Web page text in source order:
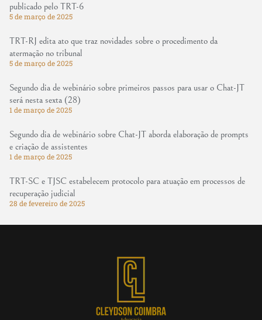
publicado pelo TRT-6
5 de março de 2025
TRT-RJ edita ato que traz novidades sobre o procedimento da
atermação no tribunal
5 de março de 2025
Segundo dia de webinário sobre primeiros passos para usar o Chat-JT
será nesta sexta (28)
1 de março de 2025
Segundo dia de webinário sobre Chat-JT aborda elaboração de prompts
e criação de assistentes
1 de março de 2025
TRT-SC e TJSC estabelecem protocolo para atuação em processos de
recuperação judicial
28 de fevereiro de 2025